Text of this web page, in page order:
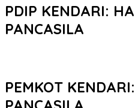
PDIP KENDARI:
PANCASILA
PEMKOT